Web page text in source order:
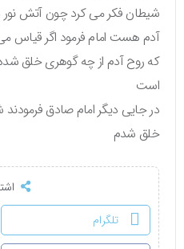
شیطان فکر می کرد چون آتش نور
آدم هست امام فرمود اگر قیاس
که روح آدم از چه گوهری خلق شده
است
در جایی دیگر امام صادق
خلق شدم
تلگرام